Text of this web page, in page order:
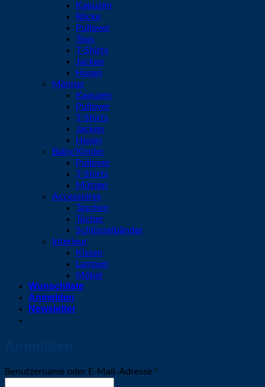
Kapuzen
Röcke
Pullover
Tops
T-Shirts
Jacken
Hosen
Männer
Kapuzen
Pullover
T-Shirts
Jacken
Hosen
Baby/Kinder
Pullover
T-Shirts
Mützen
Accessoires
Taschen
Tücher
Schlüsselbänder
Interieur
Kissen
Lampen
Möbel
Wunschliste
Anmelden
Newsletter
Benutzername oder E-Mail-Adresse *